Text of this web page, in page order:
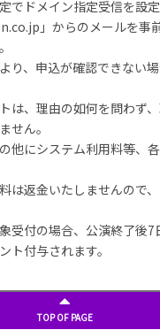
でドメイン指定受信を設定
」からのメールを事
り、申込が確認できない
は、理由の如何を問わず
せん。
他にシステム利用料等、
は返金いたしませんので
受付の場合、公演終了後7
ト付与されます。
TOP OF PAGE